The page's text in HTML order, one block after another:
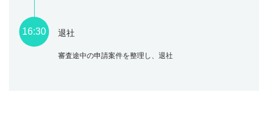
16:30 退社
審査途中の申請案件を整理し、退社